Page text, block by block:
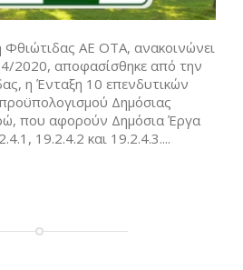
ΑΕ ΟΤΑ, ανακοινώνει
2020, αποφασίσθηκε από την
η Ένταξη 10 επενδυτικών
Δημόσιας
που αφορούν Δημόσια Έργα
19.2.4.2 και 19.2.4.3....